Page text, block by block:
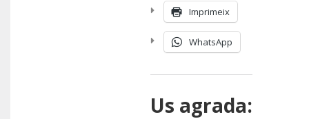
Imprimeix
WhatsApp
Us agrada: